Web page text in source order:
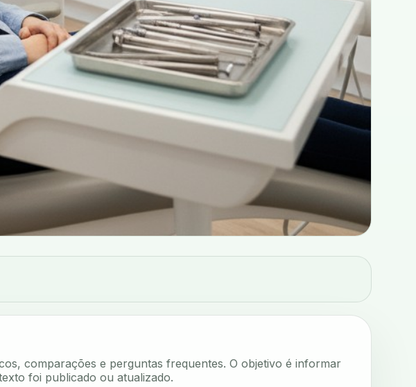
comparações e perguntas frequentes. O objetivo é informar
foi publicado ou atualizado.